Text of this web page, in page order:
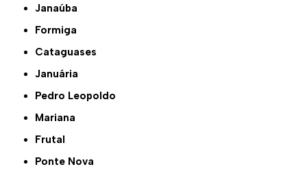
Janaúba
Formiga
Cataguases
Januária
Pedro Leopoldo
Mariana
Frutal
Ponte Nova